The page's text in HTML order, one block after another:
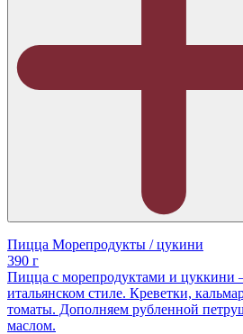
Пицца Морепродукты / цукини
390 г
Пицца с морепродуктами и цуккини
итальянском стиле. Креветки,
томаты. Дополняем рубленной
маслом.